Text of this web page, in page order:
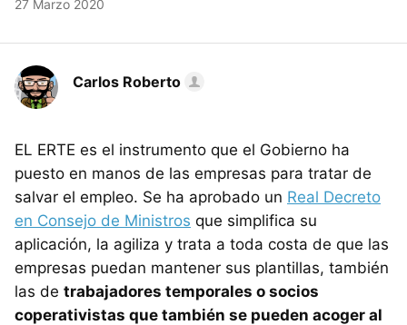
27 Marzo 2020
Carlos Roberto
EL ERTE es el instrumento que el Gobierno ha
puesto en manos de las empresas para tratar de
salvar el empleo. Se ha aprobado un Real Decreto
en Consejo de Ministros que simplifica su
aplicación, la agiliza y trata a toda costa de que las
empresas puedan mantener sus plantillas, también
las de trabajadores temporales o socios
coperativistas que también se pueden acoger al